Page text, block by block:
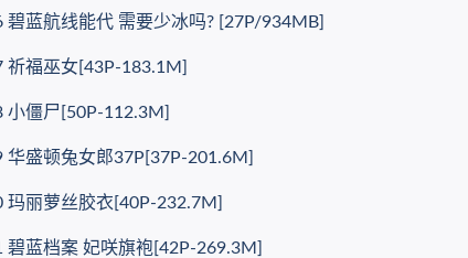
蓝航线能代 需要少冰吗? [27P/934MB]
福巫女[43P-183.1M]
僵尸[50P-112.3M]
盛顿兔女郎37P[37P-201.6M]
丽萝丝胶衣[40P-232.7M]
蓝档案 妃咲旗袍[42P-269.3M]